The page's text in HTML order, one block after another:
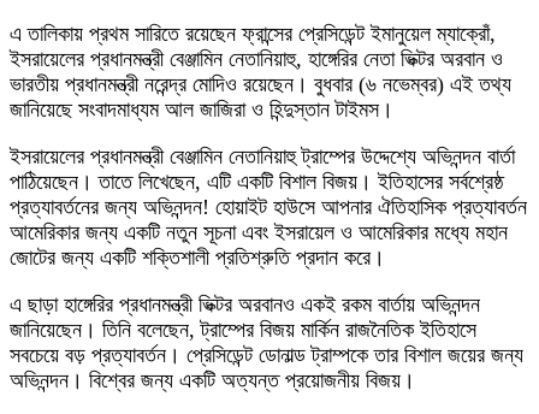
এ তালিকায় প্রথম সারিতে রয়েছেন ফ্রান্সের প্রেসিডেন্ট ইমানুয়েল ম্যাক্রোঁ,
ইসরায়েলের প্রধানমন্ত্রী বেঞ্জামিন নেতানিয়াহু, হাঙ্গেরির নেতা ভিক্টর অরবান ও
ভারতীয় প্রধানমন্ত্রী নরেন্দ্র মোদিও রয়েছেন। বুধবার (৬ নভেম্বর) এই তথ্য
জানিয়েছে সংবাদমাধ্যম আল জাজিরা ও হিন্দুস্তান টাইমস।
ইসরায়েলের প্রধানমন্ত্রী বেঞ্জামিন নেতানিয়াহু ট্রাম্পের উদ্দেশ্যে অভিনন্দন বার্তা
পাঠিয়েছেন। তাতে লিখেছেন, এটি একটি বিশাল বিজয়। ইতিহাসের সর্বশ্রেষ্ঠ
প্রত্যাবর্তনের জন্য অভিনন্দন! হোয়াইট হাউসে আপনার ঐতিহাসিক প্রত্যাবর্তন
আমেরিকার জন্য একটি নতুন সূচনা এবং ইসরায়েল ও আমেরিকার মধ্যে মহান
জোটের জন্য একটি শক্তিশালী প্রতিশ্রুতি প্রদান করে।
এ ছাড়া হাঙ্গেরির প্রধানমন্ত্রী ভিক্টর অরবানও একই রকম বার্তায় অভিনন্দন
জানিয়েছেন। তিনি বলেছেন, ট্রাম্পের বিজয় মার্কিন রাজনৈতিক ইতিহাসে
সবচেয়ে বড় প্রত্যাবর্তন। প্রেসিডেন্ট ডোনাল্ড ট্রাম্পকে তার বিশাল জয়ের জন্য
অভিনন্দন। বিশ্বের জন্য একটি অত্যন্ত প্রয়োজনীয় বিজয়।